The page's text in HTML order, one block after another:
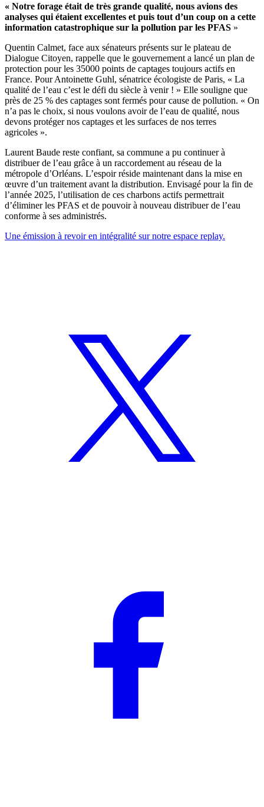
« Notre forage était de très grande qualité, nous avions des
analyses qui étaient excellentes et puis tout d’un coup on a cette
information catastrophique sur la pollution par les PFAS »
Quentin Calmet, face aux sénateurs présents sur le plateau de
Dialogue Citoyen, rappelle que le gouvernement a lancé un plan de
protection pour les 35000 points de captages toujours actifs en
France. Pour Antoinette Guhl, sénatrice écologiste de Paris, « La
qualité de l’eau c’est le défi du siècle à venir ! » Elle souligne que
près de 25 % des captages sont fermés pour cause de pollution. « On
n’a pas le choix, si nous voulons avoir de l’eau de qualité, nous
devons protéger nos captages et les surfaces de nos terres
agricoles ».
Laurent Baude reste confiant, sa commune a pu continuer à
distribuer de l’eau grâce à un raccordement au réseau de la
métropole d’Orléans. L’espoir réside maintenant dans la mise en
œuvre d’un traitement avant la distribution. Envisagé pour la fin de
l’année 2025, l’utilisation de ces charbons actifs permettrait
d’éliminer les PFAS et de pouvoir à nouveau distribuer de l’eau
conforme à ses administrés.
Une émission à revoir en intégralité sur notre espace replay.